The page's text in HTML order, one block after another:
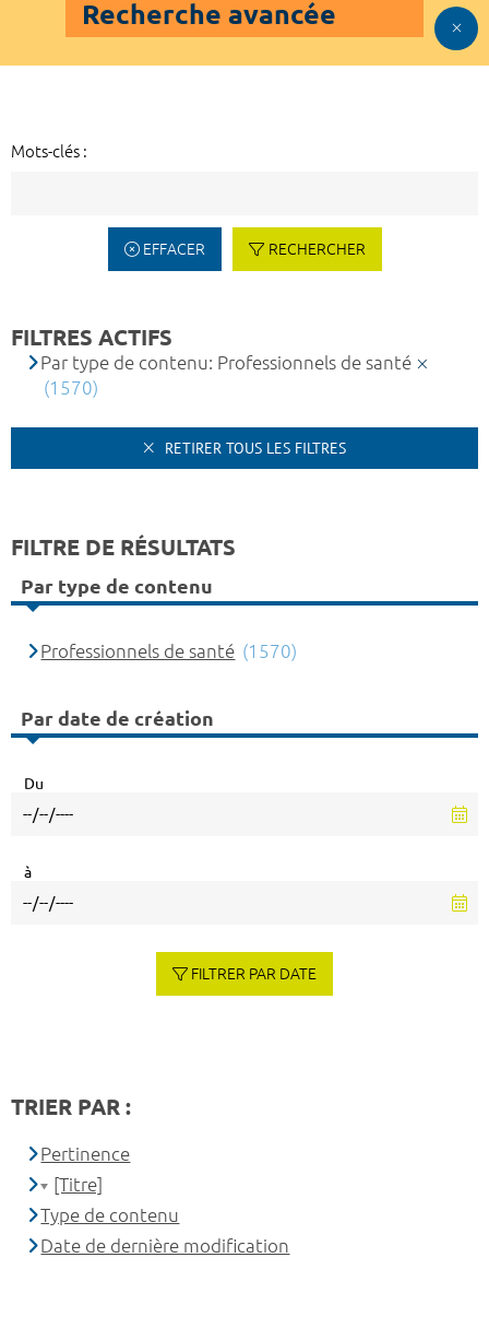
Recherche avancée
Mots-clés :
EFFACER RECHERCHER
FILTRES ACTIFS
Par type de contenu: Professionnels de santé
(1570)
RETIRER TOUS LES FILTRES
FILTRE DE RÉSULTATS
Par type de contenu
Professionnels de santé (1570)
Par date de création
Du
à
FILTRER PAR DATE
TRIER PAR :
Pertinence
[Titre]
Type de contenu
Date de dernière modification